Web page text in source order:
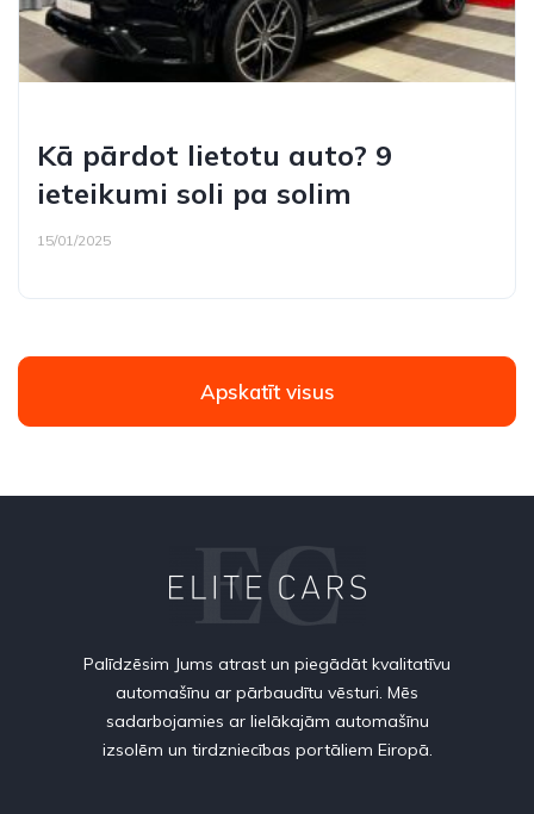
Kā pārdot lietotu auto? 9
ieteikumi soli pa solim
15/01/2025
Apskatīt visus
Palīdzēsim Jums atrast un piegādāt kvalitatīvu
automašīnu ar pārbaudītu vēsturi. Mēs
sadarbojamies ar lielākajām automašīnu
izsolēm un tirdzniecības portāliem Eiropā.